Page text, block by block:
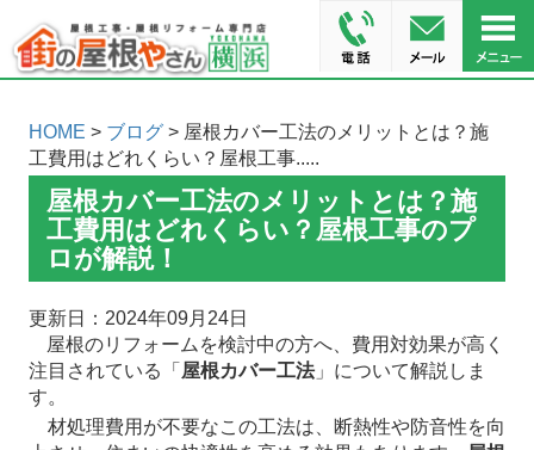
HOME > ブログ> 屋根カバー工法のメリットとは？施
工費用はどれくらい？屋根工事.....
屋根カバー工法のメリットとは？施
工費用はどれくらい？屋根工事のプ
ロが解説！
更新日：2024年09月24日
屋根のリフォームを検討中の方へ、費用対効果が高く
注目されている「 屋根カバー工法」について解説しま
す。
材処理費用が不要なこの工法は、断熱性や防音性を向